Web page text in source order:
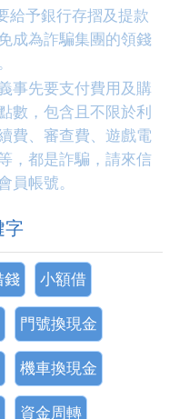
給予銀行存摺及提款
成為詐騙集團的領錢
事先要支付費用及購
數，包含且不限於利
費、審查費、遊戲電
，都是詐騙，請來信
員帳號。
字
錢 小額借
門號換現金
機車換現金
資金周轉